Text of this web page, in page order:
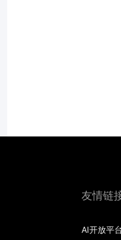
友情链
AI开放平